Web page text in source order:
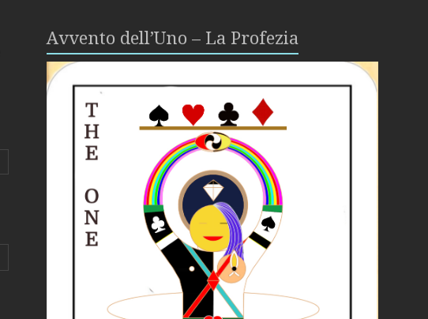
Avvento dell’Uno – La Profezia